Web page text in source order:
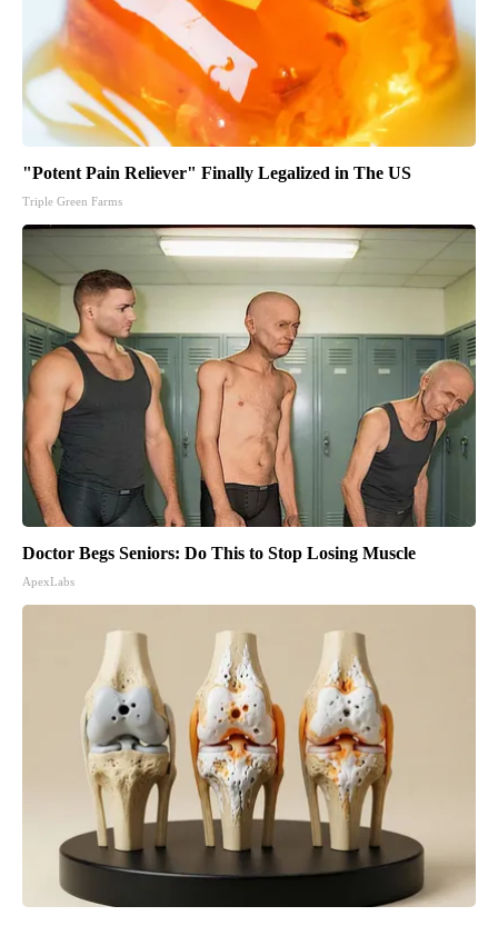
"Potent Pain Reliever" Finally Legalized in The US
Triple Green Farms
Doctor Begs Seniors: Do This to Stop Losing Muscle
ApexLabs